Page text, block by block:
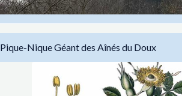
Pique-Nique Géant des Aînés du Doux